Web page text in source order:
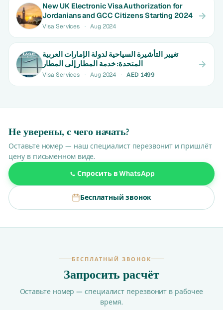
New UK Electronic Visa Authorization for
Jordanians and GCC Citizens Starting 2024
Visa Services · Aug 2024
تغيير التأشيرة السياحية لدولة الإمارات العربية
المتحدة: خدمة المطار إلى المطار
Visa Services · Aug 2024 · AED 1499
Не уверены, с чего начать?
Оставьте номер — наш специалист перезвонит и пришлёт
цену в письменном виде.
Спросить в WhatsApp
Бесплатный звонок
БЕСПЛАТНЫЙ ЗВОНОК
Запросить расчёт
Оставьте номер — специалист перезвонит в рабочее
время.